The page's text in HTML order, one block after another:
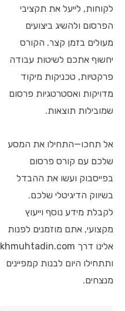
לקוחות, לייעל את תקציבי
הפרסום ולהשיג ביצועים
מעולים בזמן קצר. הקורס
יחשוף אתכם לשיטות עבודה
פרקטיות, טכניקות מיקוד
מדויקות ואסטרטגיות פרסום
שמובילות תוצאות.
אל תחכו—התחילו את המסע
שלכם עם קורס פרסום
בפייסבוק ועשו את ההבדל
בשיווק הדיגיטלי שלכם.
לקבלת מידע נוסף וייעוץ
מקצועי, אתם מוזמנים לפנות
אלינו דרך khmuhtadin.com
ותתחילו היום לבנות קמפיינים
מנצחים.